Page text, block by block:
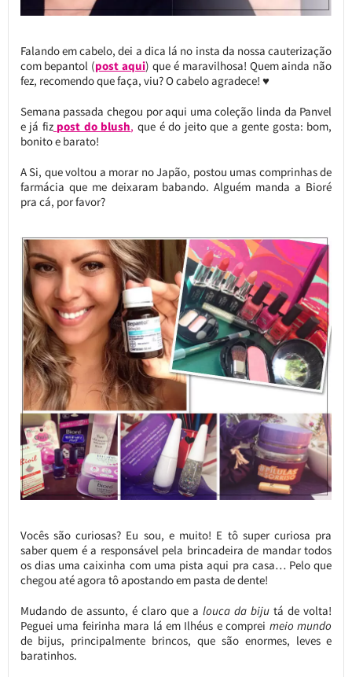
Falando em cabelo, dei a dica lá no insta da nossa cauterização
com bepantol (post aqui) que é maravilhosa! Quem ainda não
fez, recomendo que faça, viu? O cabelo agradece! ♥
Semana passada chegou por aqui uma coleção linda da Panvel
e já fiz post do blush, que é do jeito que a gente gosta: bom,
bonito e barato!
A Si, que voltou a morar no Japão, postou umas comprinhas de
farmácia que me deixaram babando. Alguém manda a Bioré
pra cá, por favor?
Vocês são curiosas? Eu sou, e muito! E tô super curiosa pra
saber quem é a responsável pela brincadeira de mandar todos
os dias uma caixinha com uma pista aqui pra casa… Pelo que
chegou até agora tô apostando em pasta de dente!
Mudando de assunto, é claro que alouca da biju tá de volta!
Peguei uma feirinha mara lá em Ilhéus e comprei meio mundo
de bijus, principalmente brincos, que são enormes, leves e
baratinhos.